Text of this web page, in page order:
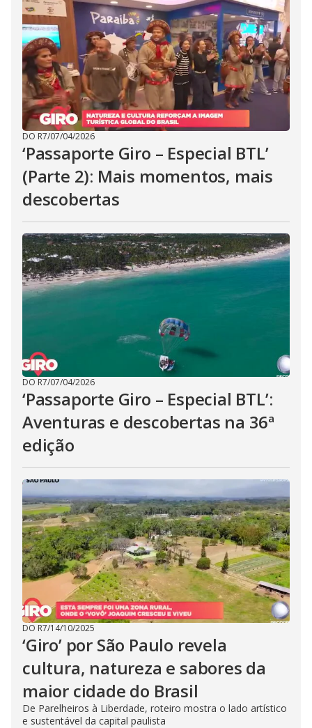
DO R7/07/04/2026
‘Passaporte Giro – Especial BTL’
(Parte 2): Mais momentos, mais
descobertas
DO R7/07/04/2026
‘Passaporte Giro – Especial BTL’:
Aventuras e descobertas na 36ª
edição
DO R7/14/10/2025
‘Giro’ por São Paulo revela
cultura, natureza e sabores da
maior cidade do Brasil
De Parelheiros à Liberdade, roteiro mostra o lado artístico
e sustentável da capital paulista